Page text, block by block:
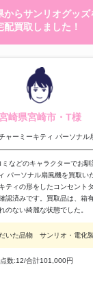
からサンリオグッズ
配買取しました！
崎県宮崎市・T様
ャーミーキティ パーソナル
などのキャラクターでお馴
パーソナル扇風機を買取い
ティの形をしたコンセント
認済みです。買取品は、箱
のない綺麗な状態でした。
いた品物 サンリオ・電化
点数:12/合計101,000円